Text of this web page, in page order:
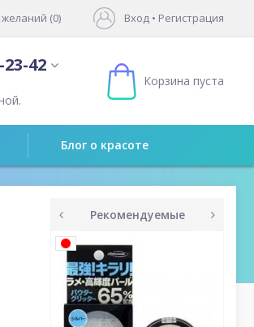
(0) Вход • Регистрация
23-42
Корзина пуста
Блог о красоте
Рекомендуемые